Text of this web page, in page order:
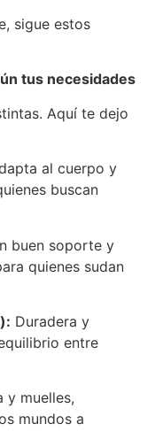
sigue estos
tus necesidades
Aquí te dejo
al cuerpo y
buscan
buen soporte y
quienes sudan
Duradera y
entre
y muelles,
mundos a